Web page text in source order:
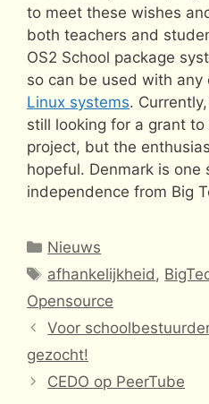
to meet these wishes
both teachers and
OS2 School package
so can be used with any
Linux systems.
still looking for a grant
project, but the
hopeful. Denmark is one
independence from Big
Categorieën
Nieuws
Tags
afhankelijkheid ,
Opensource
Voor
gezocht!
CEDO op PeerTube